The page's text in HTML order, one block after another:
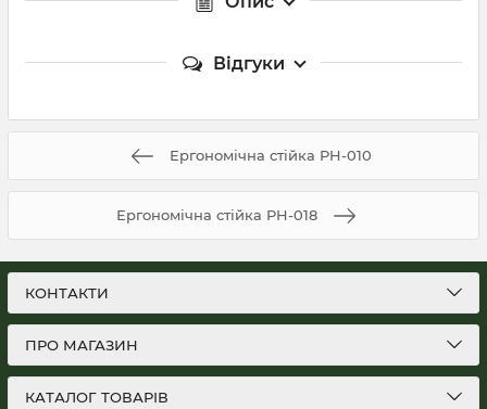
Відгуки
Ергономічна стійка PH-010
Ергономічна стійка PH-018
КОНТАКТИ
ПРО МАГАЗИН
КАТАЛОГ ТОВАРІВ